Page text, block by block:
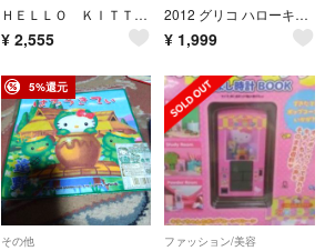
ＨＥＬＬＯ ＫＩＴＴＹかごバッグＢＯＯＫ ｐｉｎｋ ｄｏｌｐｈｉｎ ｖｅｒ．
¥ 2,555
2012 グリコ ハローキティ はっぴぃえほん 9冊 非売品 ミニ絵本
¥ 1,999
5%還元
その他 ファッション/美容